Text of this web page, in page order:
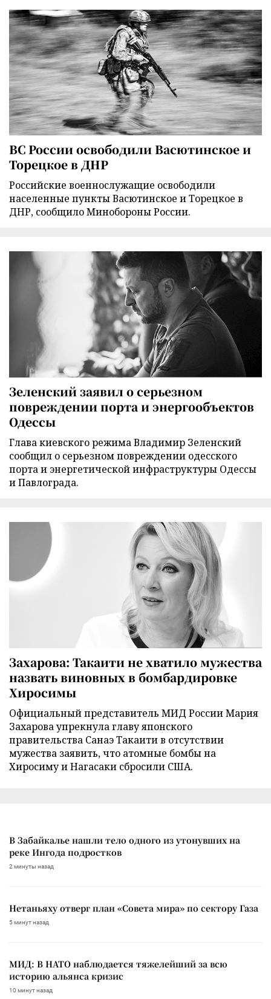
ВС России освободили Васютинское и
Торецкое в ДНР
Российские военнослужащие освободили
населенные пункты Васютинское и Торецкое в
ДНР, сообщило Минобороны России.
Зеленский заявил о серьезном
повреждении порта и энергообъектов
Одессы
Глава киевского режима Владимир Зеленский
сообщил о серьезном повреждении одесского
порта и энергетической инфраструктуры Одессы
и Павлограда.
Захарова: Такаити не хватило мужества
назвать виновных в бомбардировке
Хиросимы
Официальный представитель МИД России Мария
Захарова упрекнула главу японского
правительства Санаэ Такаити в отсутствии
мужества заявить, что атомные бомбы на
Хиросиму и Нагасаки сбросили США.
В Забайкалье нашли тело одного из утонувших на
реке Ингода подростков
2 минуты назад
Нетаньяху отверг план «Совета мира» по сектору Газа
5 минут назад
МИД: В НАТО наблюдается тяжелейший за всю
историю альянса кризис
10 минут назад